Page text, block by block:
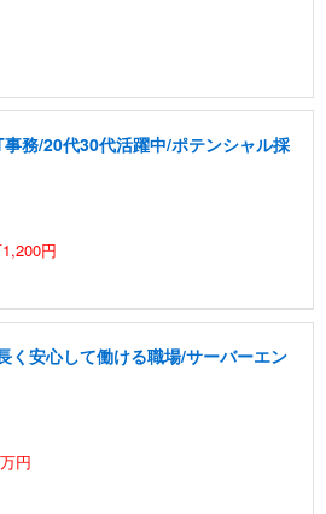
事務/20代30代活躍中/ポテンシャル採
円
く安心して働ける職場/サーバーエン
円